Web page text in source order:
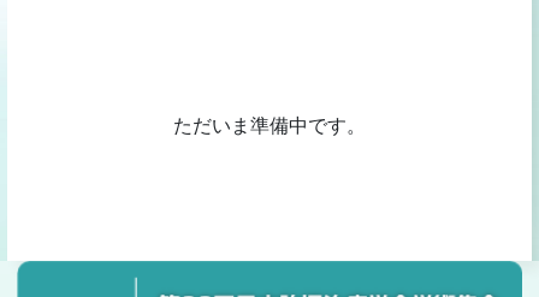
ただいま準備中です。